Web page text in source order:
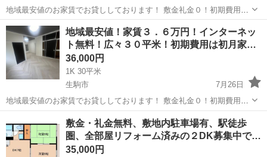
地域最安値のお家賃でお貸ししております！ 敷金礼金０！初期費用は
当月家賃と火災保険1.6万円のみ！家賃激安！インターネット無料！！
ペット可！風呂トイレ別！2人入居可！高齢者・生活保護・外国人可！
100m以内に近隣駐車場...
奈良 生駒市 賃貸（マンション/一戸建て） 無料
地域最安値！家賃３．６万円！インターネッ
ト無料！広々３０平米！初期費用は初月家…
36,000円
1K 30平米
生駒市
7月26日
地域最安値のお家賃でお貸ししております！ 敷金礼金０！初期費用は
当月家賃と火災保険1.6万円のみ！家賃激安！インターネット無料！！
ペット可！風呂トイレ別！2人入居可！高齢者・生活保護・外国人可！
100m以内に近隣駐車場...
賃貸（マンション/一戸建て） 無料
敷金・礼金無料、敷地内駐車場有、駅徒歩
圏、全部屋リフォーム済みの２DK募集中で…
35,000円